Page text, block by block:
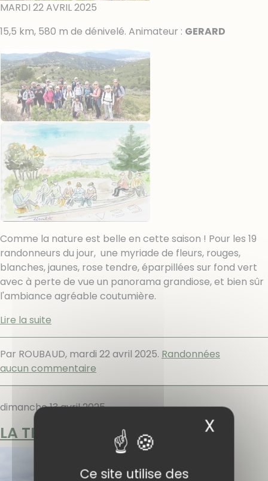
Ce site utilise des
X
MARDI 22 AVRIL 2025
15,5 km, 580 m de dénivelé. Animateur : GERARD
Comme la nature est belle en cette saison ! Pour les 19
randonneurs du jour, une myriade de fleurs, rouges,
blanches, jaunes, rose tendre, éparpillées sur fond vert
avec à perte de vue un panorama grandiose, et bien sûr
l'ambiance agréable coutumière.
Lire la suite
Par ROUBAUD, mardi 22 avril 2025. Randonnées
aucun commentaire
dimanche 13 avril 2025
LA TETE DE NIGE